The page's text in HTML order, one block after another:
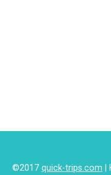
©2017 quick-trips.com